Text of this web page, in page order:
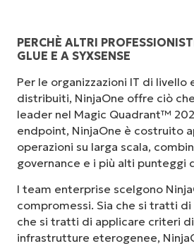
PERCHÈ ALTRI
GLUE E A SYXSENSE
Per le organizzazioni IT di
distribuiti, NinjaOne offre ciò
leader nel Magic Quadrant™
endpoint, NinjaOne è costruito
operazioni su larga scala,
governance e i più alti
I team enterprise scelgono
compromessi. Sia che si tratti
che si tratti di applicare criteri
infrastrutture eterogenee,
"Prima avevo
NinjaOne fa nella
le nostre giornate
Ernie Turner
Direttore IT di